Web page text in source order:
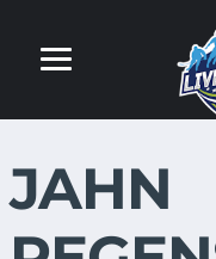
JAHN